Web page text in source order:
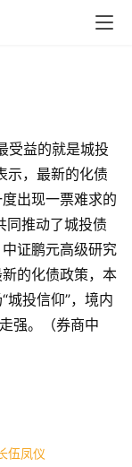
受益的就是城投
示，最新的化债
出现一票难求的
同推动了城投债
证鹏元高级研究
的化债政策，本
城投信仰”，境内
强。（券商中
伍凤仪